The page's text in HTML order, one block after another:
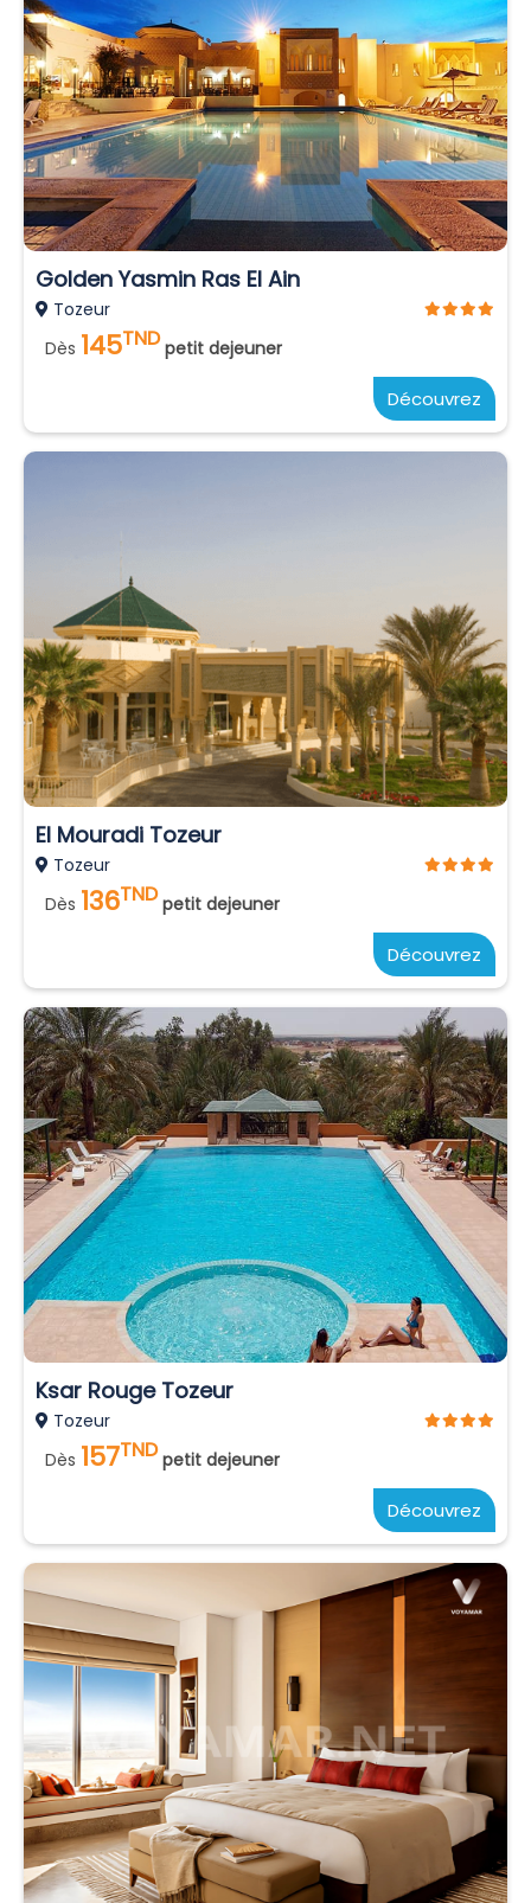
Golden Yasmin Ras El Ain
Tozeur
Dès 145TND petit dejeuner
Découvrez
El Mouradi Tozeur
Tozeur
Dès 136TND petit dejeuner
Découvrez
Ksar Rouge Tozeur
Tozeur
Dès 157TND petit dejeuner
Découvrez